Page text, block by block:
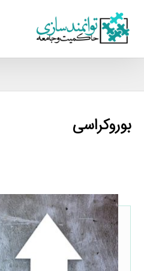
بوروکراسی